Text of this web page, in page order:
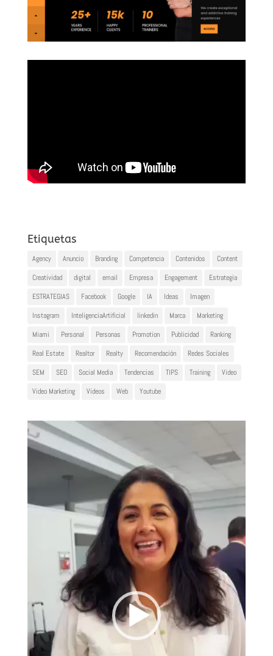
Etiquetas
Agency Anuncio Branding Competencia Contenidos
Content
Creatividad
digital email Empresa Engagement
Estrategia
ESTRATEGIAS
Facebook Google IA Ideas
Imagen
Instagram
InteligenciaArtificial linkedin Marca
Marketing
Miami
Personal Personas Promotion Publicidad
Ranking
Real Estate
Realtor Realty Recomendación
Redes Sociales
SEM
SEO Social Media Tendencias TIPS Training
Video
Video Marketing
Videos Web Youtube
Reproductor
de
vídeo